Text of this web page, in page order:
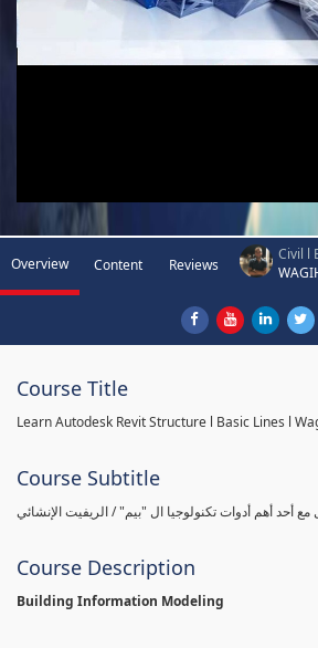
Overview Content Reviews
Civil l
Course Title
Learn Autodesk Revit Structure l Basic Lines l
Course Subtitle
أحد أهم أدوات تكنولوجيا ال "بيم" / الريفيت الإنشائي
Course Description
Building Information Modeling